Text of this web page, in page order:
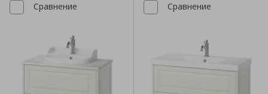
Сравнение Сравнение